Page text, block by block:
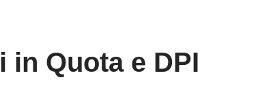
Quota e DPI